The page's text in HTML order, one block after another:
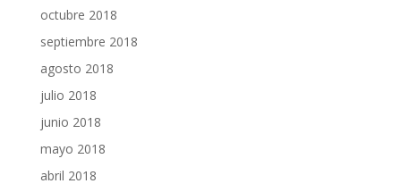
octubre 2018
septiembre 2018
agosto 2018
julio 2018
junio 2018
mayo 2018
abril 2018